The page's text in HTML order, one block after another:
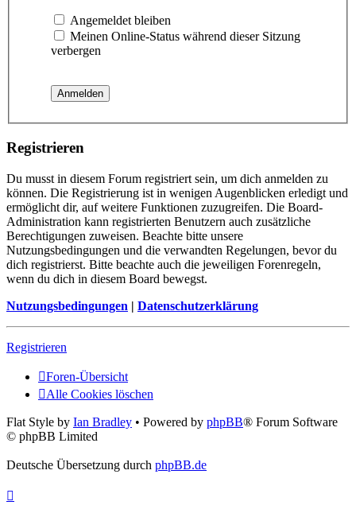
Angemeldet bleiben
Meinen Online-Status während dieser Sitzung
verbergen
Registrieren
Du musst in diesem Forum registriert sein, um dich anmelden zu
können. Die Registrierung ist in wenigen Augenblicken erledigt und
ermöglicht dir, auf weitere Funktionen zuzugreifen. Die Board-
Administration kann registrierten Benutzern auch zusätzliche
Berechtigungen zuweisen. Beachte bitte unsere
Nutzungsbedingungen und die verwandten Regelungen, bevor du
dich registrierst. Bitte beachte auch die jeweiligen Forenregeln,
wenn du dich in diesem Board bewegst.
Nutzungsbedingungen | Datenschutzerklärung
Registrieren
Foren-Übersicht
Alle Cookies löschen
Flat Style by Ian Bradley • Powered by phpBB® Forum Software
© phpBB Limited
Deutsche Übersetzung durch phpBB.de